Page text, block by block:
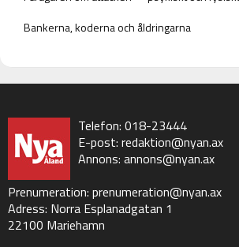
Bankerna, koderna och åldringarna
Telefon: 018-23444
E-post: redaktion@nyan.ax
Annons: annons@nyan.ax
Prenumeration: prenumeration@nyan.ax
Adress: Norra Esplanadgatan 1
22100 Mariehamn